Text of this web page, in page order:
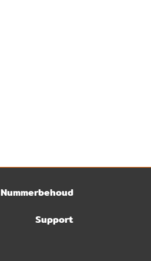
Nummerbehoud
Support